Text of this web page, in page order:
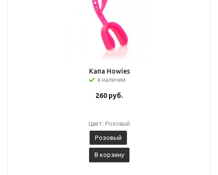
Капа Howies
в наличии
260 руб.
Цвет: Розовый
Розовый
В корзину